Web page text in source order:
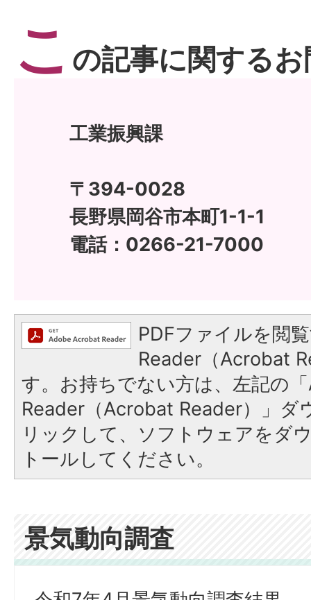
こ の記事に関する
工業振興課
〒394-0028
長野県岡谷市本町1-1-1
電話：0266-21-7000
PDFファイルを閲
Reader（Acrobat
す。お持ちでない方は、左記の
Reader（Acrobat Reader）」ダ
リックして、ソフトウェアをダ
トールしてください。
景気動向調査